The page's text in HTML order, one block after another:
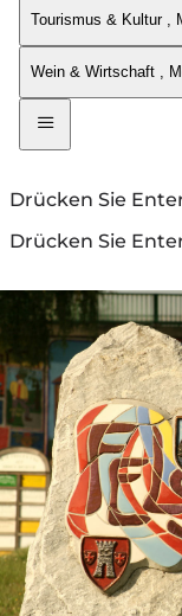
Tourismus & Kultur ,
Wein & Wirtschaft ,
Drücken Sie
Drücken Sie